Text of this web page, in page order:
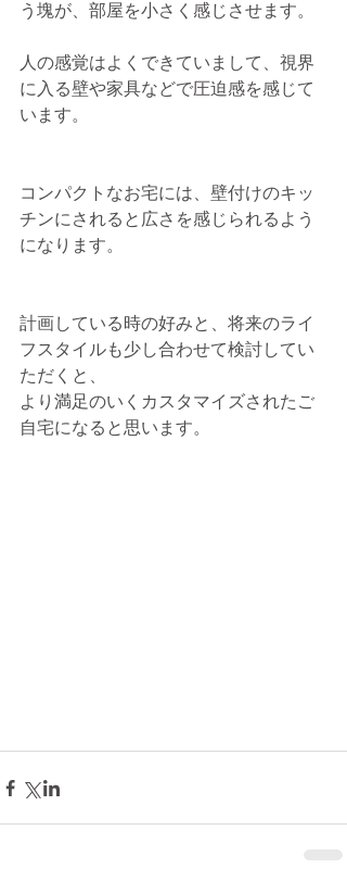
う塊が、部屋を小さく感じさせます。
人の感覚はよくできていまして、視界
に入る壁や家具などで圧迫感を感じて
います。
コンパクトなお宅には、壁付けのキッ
チンにされると広さを感じられるよう
になります。
計画している時の好みと、将来のライ
フスタイルも少し合わせて検討してい
ただくと、
より満足のいくカスタマイズされたご
自宅になると思います。